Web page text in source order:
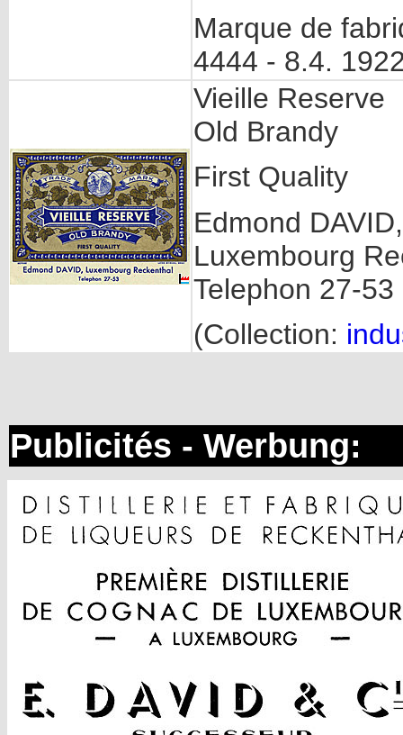
Marque de
4444 - 8.4.
Vieille Reserve
Old Brandy
First Quality
Edmond DAVID,
Luxembourg
Telephon 27-53
(Collection:
Publicités - Werbung: